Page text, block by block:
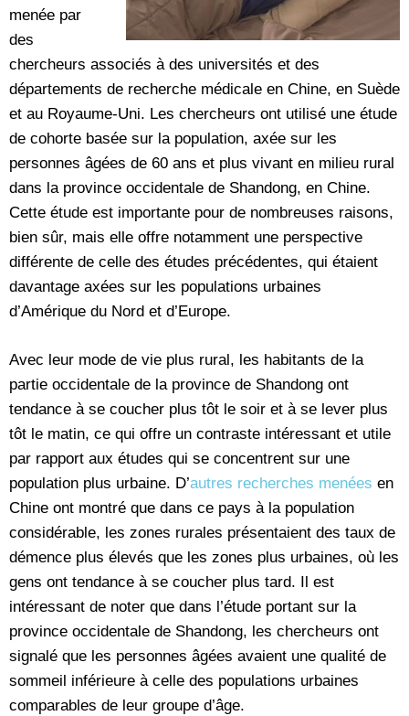
menée par
des
chercheurs associés à des universités et des
départements de recherche médicale en Chine, en Suède
et au Royaume-Uni. Les chercheurs ont utilisé une étude
de cohorte basée sur la population, axée sur les
personnes âgées de 60 ans et plus vivant en milieu rural
dans la province occidentale de Shandong, en Chine.
Cette étude est importante pour de nombreuses raisons,
bien sûr, mais elle offre notamment une perspective
différente de celle des études précédentes, qui étaient
davantage axées sur les populations urbaines
d’Amérique du Nord et d’Europe.
Avec leur mode de vie plus rural, les habitants de la
partie occidentale de la province de Shandong ont
tendance à se coucher plus tôt le soir et à se lever plus
tôt le matin, ce qui offre un contraste intéressant et utile
par rapport aux études qui se concentrent sur une
population plus urbaine. D’autres recherches menées en
Chine ont montré que dans ce pays à la population
considérable, les zones rurales présentaient des taux de
démence plus élevés que les zones plus urbaines, où les
gens ont tendance à se coucher plus tard. Il est
intéressant de noter que dans l’étude portant sur la
province occidentale de Shandong, les chercheurs ont
signalé que les personnes âgées avaient une qualité de
sommeil inférieure à celle des populations urbaines
comparables de leur groupe d’âge.